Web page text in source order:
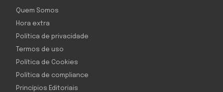
Quem Somos
Hora extra
Política de privacidade
Termos de uso
Política de Cookies
Política de compliance
Princípios Editoriais